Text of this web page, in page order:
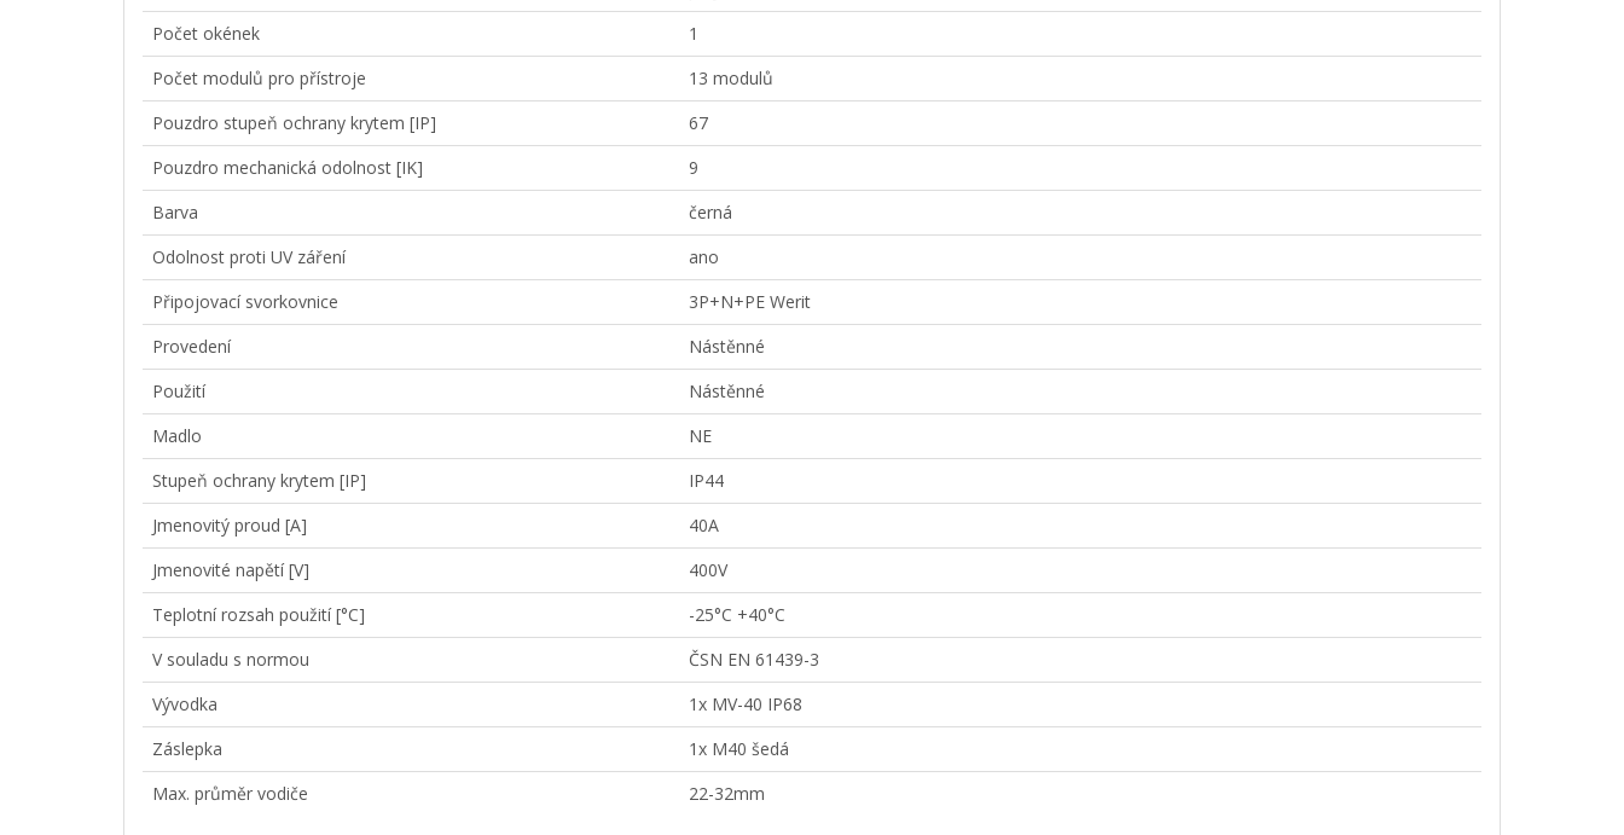
Počet okének
1
Počet modulů pro přístroje
13 modulů
Pouzdro stupeň ochrany krytem [IP]
67
Pouzdro mechanická odolnost [IK]
9
Barva
černá
Odolnost proti UV záření
ano
Připojovací svorkovnice
3P+N+PE Werit
Provedení
Nástěnné
Použití
Nástěnné
Madlo
NE
Stupeň ochrany krytem [IP]
IP44
Jmenovitý proud [A]
40A
Jmenovité napětí [V]
400V
Teplotní rozsah použití [°C]
-25°C +40°C
V souladu s normou
ČSN EN 61439-3
Vývodka
1x MV-40 IP68
Záslepka
1x M40 šedá
Max. průměr vodiče
22-32mm